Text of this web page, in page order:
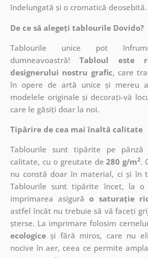
îndelungată și o cromatică deosebită.
De ce să alegeți tablourile Dovido?
Tablourile unice pot
dumneavoastră!Tabloul este
designerului nostru grafic, care
în opere de artă unice și mereu
modelele originale și decorați-vă
care le găsiți doar la noi.
Tipărire de cea mai înaltă calitate
Tablourile sunt tipărite pe
calitate, cu o greutate de280 g/m2.
nu constă doar în material, ci și în
Tablourile sunt tipărite încet, la
imprimarea asigurăo saturație
astfel încât nu trebuie să vă faceți
șterse. La imprimare folosim
ecologiceși fără miros, care nu
nocive în aer, ceea ce permite